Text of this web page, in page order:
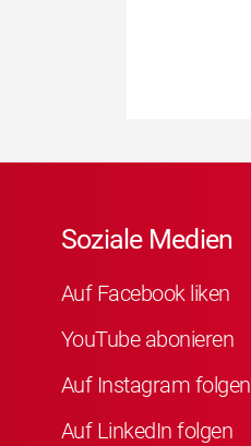
Soziale Medien
Auf Facebook liken
YouTube abonieren
Auf Instagram folgen
Auf LinkedIn folgen